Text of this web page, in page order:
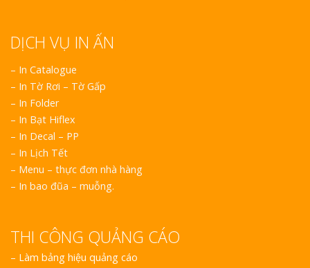
DỊCH VỤ IN ẤN
– In Catalogue
– In Tờ Rơi – Tờ Gấp
– In Folder
– In Bạt Hiflex
– In Decal – PP
– In Lịch Tết
– Menu – thực đơn nhà hàng
– In bao đũa – muỗng.
THI CÔNG QUẢNG CÁO
– Làm bảng hiệu quảng cáo